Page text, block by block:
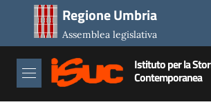
Salta al contenuto principale
Salta al piè di paginaRegione Umbria
Assemblea legislativa
Istituto per la
Contemporanea